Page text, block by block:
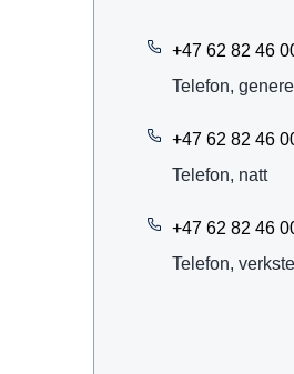
+47 62 82 46
Telefon,
+47 62 82 46
Telefon, natt
+47 62 82 46
Telefon,